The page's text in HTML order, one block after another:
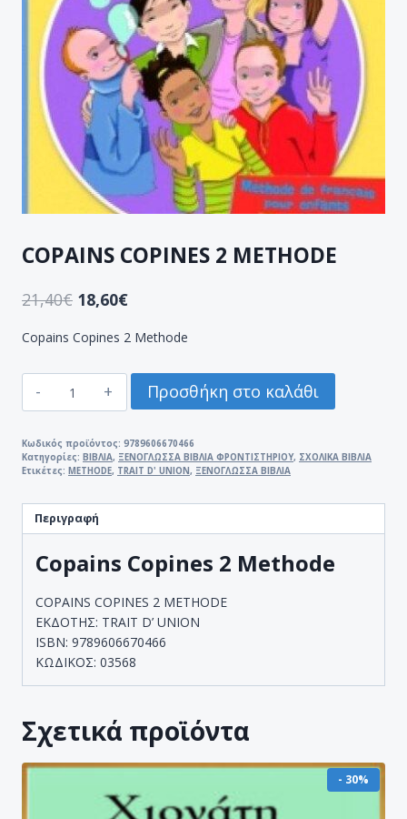
COPAINS COPINES 2 METHODE
21,40€ 18,60€
Copains Copines 2 Methode
COPINES
METHODE
ποσότητα
Προσθήκη στο καλάθι
Κωδικός προϊόντος: 9789606670466
Κατηγορίες: ΒΙΒΛΙΑ, ΞΕΝΟΓΛΩΣΣΑ ΒΙΒΛΙΑ ΦΡΟΝΤΙΣΤΗΡΙΟΥ, ΣΧΟΛΙΚΑ ΒΙΒΛΙΑ
Ετικέτες: METHODE, TRAIT D' UNION, ΞΕΝΟΓΛΩΣΣΑ ΒΙΒΛΙΑ
Περιγραφή
Copains Copines 2 Methode
COPAINS COPINES 2 METHODE
ΕΚΔΟΤΗΣ: TRAIT D’ UNION
ISBN: 9789606670466
ΚΩΔΙΚΟΣ: 03568
Σχετικά προϊόντα
- 30%